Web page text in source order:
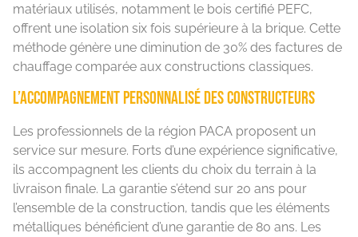
matériaux utilisés, notamment le bois certifié PEFC,
offrent une isolation six fois supérieure à la brique. Cette
méthode génère une diminution de 30% des factures de
chauffage comparée aux constructions classiques.
L’accompagnement personnalisé des constructeurs
Les professionnels de la région PACA proposent un
service sur mesure. Forts d’une expérience significative,
ils accompagnent les clients du choix du terrain à la
livraison finale. La garantie s’étend sur 20 ans pour
l’ensemble de la construction, tandis que les éléments
métalliques bénéficient d’une garantie de 80 ans. Les